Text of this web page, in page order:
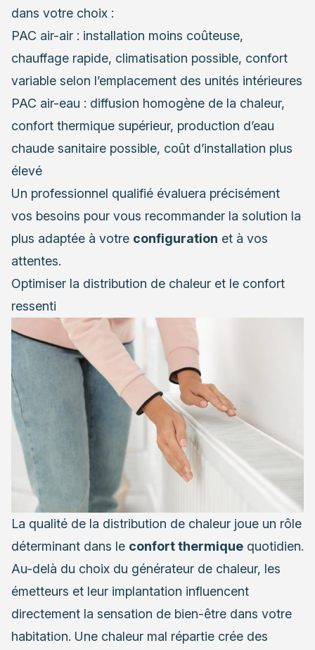
dans votre choix :
PAC air-air : installation moins coûteuse,
chauffage rapide, climatisation possible, confort
variable selon l’emplacement des unités intérieures
PAC air-eau : diffusion homogène de la chaleur,
confort thermique supérieur, production d’eau
chaude sanitaire possible, coût d’installation plus
élevé
Un professionnel qualifié évaluera précisément
vos besoins pour vous recommander la solution la
plus adaptée à votre configuration et à vos
attentes.
Optimiser la distribution de chaleur et le confort
ressenti
La qualité de la distribution de chaleur joue un rôle
déterminant dans le confort thermique quotidien.
Au-delà du choix du générateur de chaleur, les
émetteurs et leur implantation influencent
directement la sensation de bien-être dans votre
habitation. Une chaleur mal répartie crée des